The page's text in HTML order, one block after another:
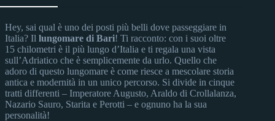
Hey, sai qual è uno dei posti più belli dove passeggiare in
Italia? Il lungomare di Bari! Ti racconto: con i suoi oltre
15 chilometri è il più lungo d’Italia e ti regala una vista
sull’Adriatico che è semplicemente da urlo. Quello che
adoro di questo lungomare è come riesce a mescolare storia
antica e modernità in un unico percorso. Si divide in cinque
tratti differenti – Imperatore Augusto, Araldo di Crollalanza,
Nazario Sauro, Starita e Perotti – e ognuno ha la sua
personalità!